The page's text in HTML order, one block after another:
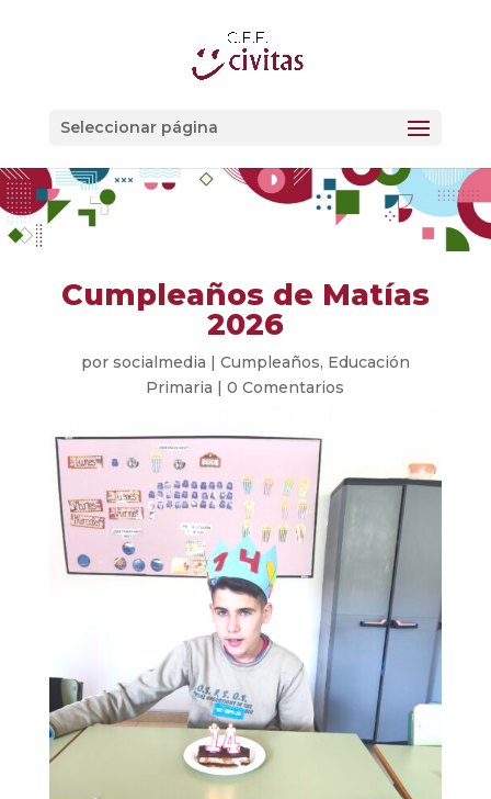
Seleccionar página
Cumpleaños de Matías
2026
por socialmedia | Cumpleaños, Educación
Primaria |0 Comentarios